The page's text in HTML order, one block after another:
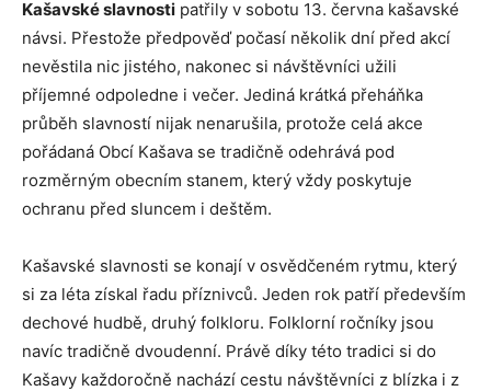
Kašavské slavnosti patřily v sobotu 13. června kašavské
návsi. Přestože předpověď počasí několik dní před akcí
nevěstila nic jistého, nakonec si návštěvníci užili
příjemné odpoledne i večer. Jediná krátká přeháňka
průběh slavností nijak nenarušila, protože celá akce
pořádaná Obcí Kašava se tradičně odehrává pod
rozměrným obecním stanem, který vždy poskytuje
ochranu před sluncem i deštěm.
Kašavské slavnosti se konají v osvědčeném rytmu, který
si za léta získal řadu příznivců. Jeden rok patří především
dechové hudbě, druhý folkloru. Folklorní ročníky jsou
navíc tradičně dvoudenní. Právě díky této tradici si do
Kašavy každoročně nachází cestu návštěvníci z blízka i z